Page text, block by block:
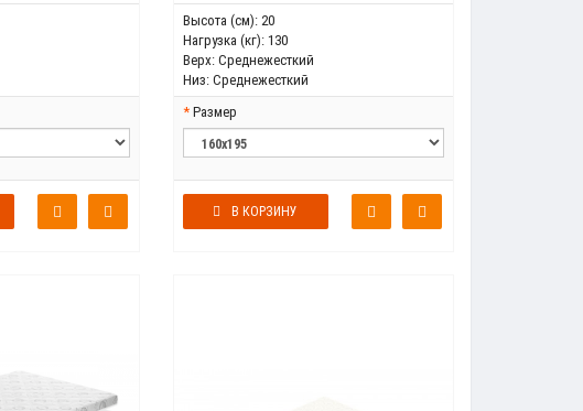
Высота (см): 20
Нагрузка (кг): 130
Верх: Среднежесткий
Низ: Среднежесткий
Размер
В КОРЗИНУ